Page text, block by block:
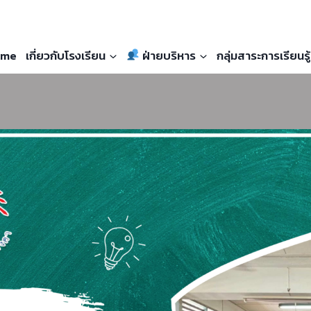
เกี่ยวกับโรงเรียน ฝ่ายบริหาร กลุ่มสาระการเรียนรู้